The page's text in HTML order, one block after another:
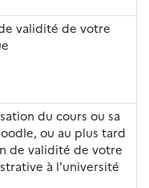
validité de votre
du cours ou sa
ou au plus tard
de validité de votre
à l'université